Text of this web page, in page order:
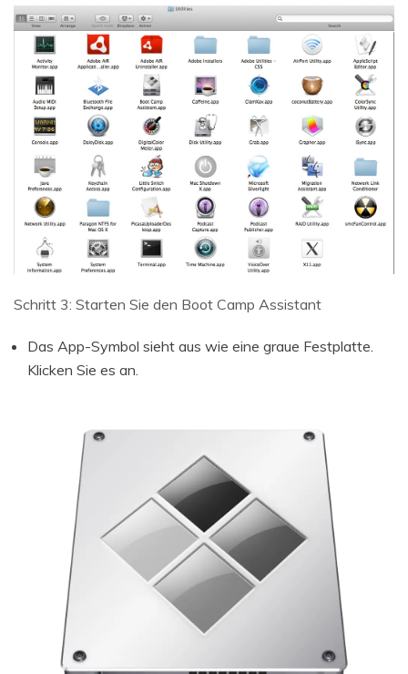
Schritt 3: Starten Sie den Boot Camp Assistant
Das App-Symbol sieht aus wie eine graue Festplatte.
Klicken Sie es an.